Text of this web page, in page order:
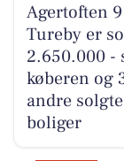
Agertoften
Tureby er
2.650.000 -
køberen og
andre solgte
boliger